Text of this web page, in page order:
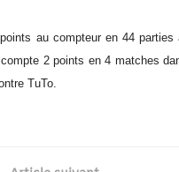
au compteur en 44 parties
2 points en 4 matches
TuTo.